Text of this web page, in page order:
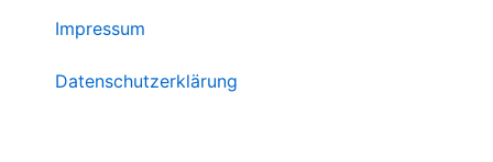
Impressum
Datenschutzerklärung